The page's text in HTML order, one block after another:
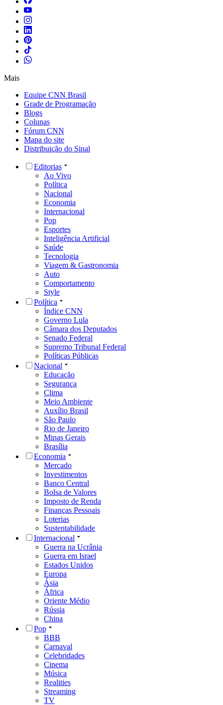
Mais
Equipe CNN Brasil
Grade de Programação
Blogs
Colunas
Fórum CNN
Mapa do site
Distribuição do Sinal
Editorias
Ao Vivo
Política
Nacional
Economia
Internacional
Pop
Esportes
Inteligência Artificial
Saúde
Tecnologia
Viagem & Gastronomia
Auto
Comportamento
Style
Política
Índice CNN
Governo Lula
Câmara dos Deputados
Senado Federal
Supremo Tribunal Federal
Políticas Públicas
Nacional
Educação
Segurança
Clima
Meio Ambiente
Auxílio Brasil
São Paulo
Rio de Janeiro
Minas Gerais
Brasília
Economia
Mercado
Investimentos
Banco Central
Bolsa de Valores
Imposto de Renda
Finanças Pessoais
Loterias
Sustentabilidade
Internacional
Guerra na Ucrânia
Guerra em Israel
Estados Unidos
Europa
Ásia
África
Oriente Médio
Rússia
China
Pop
BBB
Carnaval
Celebridades
Cinema
Música
Realities
Streaming
TV